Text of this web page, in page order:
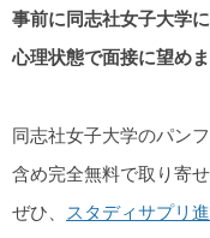
事前に同志社女子大学
心理状態で面接に望めま
同志社女子大学のパン
含め完全無料で取り寄
ぜひ、
スタディサプリ